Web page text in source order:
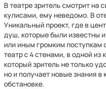
В театре зритель смотрит на
кулисами, ему неведомо. В
Уникальный проект, где в
душ, которые были известны
или иным громким поступкам
театр с 4 стенами, в одной из
который зритель не только
но и получает новые знания
обстановке.